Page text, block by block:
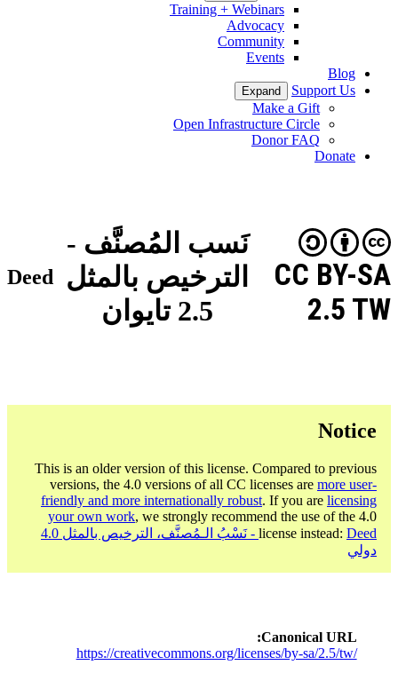
Training + Webinars
Advocacy
Community
Events
Blog
Support Us
Expand
Make a Gift
Open Infrastructure Circle
Donor FAQ
Donate
نَسب المُصنَّف -
الترخيص بالمثل
2.5 تايوان
CC BY-SA
2.5 TW
Deed
Notice
This is an older version of this license. Compared to previous
versions, the 4.0 versions of all CC licenses are more user-
friendly and more internationally robust. If you are licensing
your own work, we strongly recommend the use of the 4.0
license instead:
Deed - نَسْبُ الـمُصنَّف، الترخيص بالمثل 4.0
دولي
Canonical URL
https://creativecommons.org/licenses/by-sa/2.5/tw/